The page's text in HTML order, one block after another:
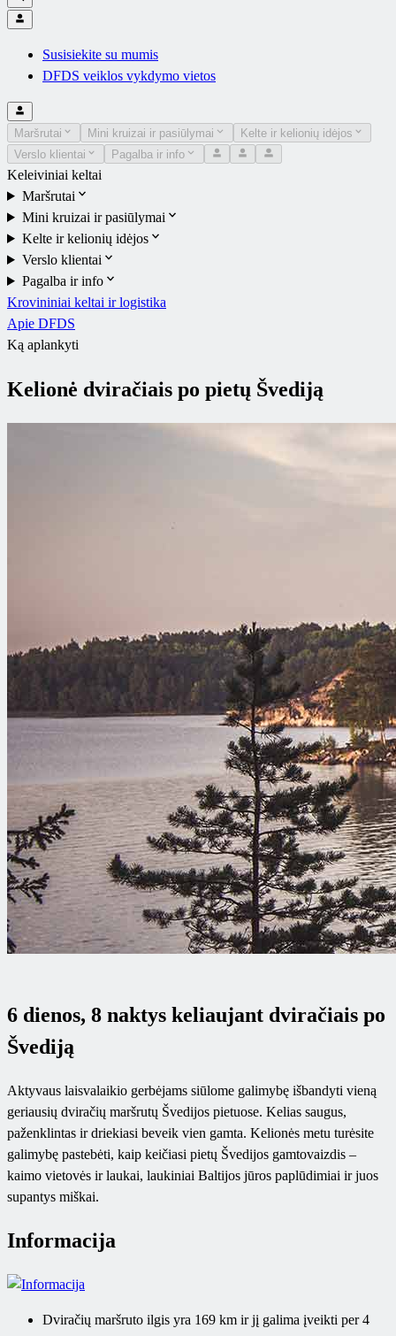
Susisiekite su mumis
DFDS veiklos vykdymo vietos
Maršrutai Mini kruizai ir pasiūlymai
Kelte ir kelionių idėjos
Verslo klientai
Pagalba ir info
Keleiviniai keltai
Maršrutai
Mini kruizai ir pasiūlymai
Kelte ir kelionių idėjos
Verslo klientai
Pagalba ir info
Krovininiai keltai ir logistika
Apie DFDS
Ką aplankyti
Kelionė dviračiais po pietų Švediją
6 dienos, 8 naktys keliaujant dviračiais po
Švediją
Aktyvaus laisvalaikio gerbėjams siūlome galimybę išbandyti vieną
geriausių dviračių maršrutų Švedijos pietuose. Kelias saugus,
paženklintas ir driekiasi beveik vien gamta. Kelionės metu turėsite
galimybę pastebėti, kaip keičiasi pietų Švedijos gamtovaizdis –
kaimo vietovės ir laukai, laukiniai Baltijos jūros paplūdimiai ir juos
supantys miškai.
Informacija
Dviračių maršruto ilgis yra 169 km ir jį galima įveikti per 4